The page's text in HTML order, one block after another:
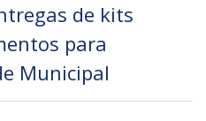
de kits
para
Municipal